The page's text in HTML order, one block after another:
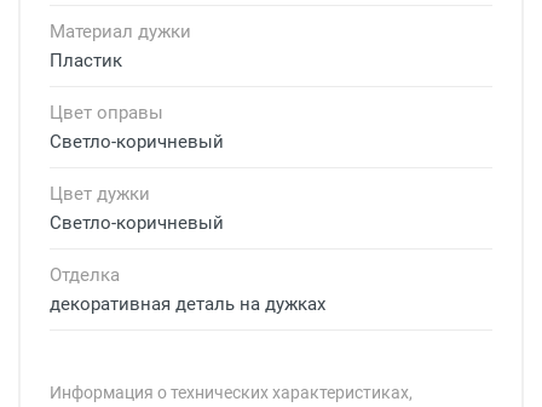
Материал дужки
Пластик
Цвет оправы
Светло-коричневый
Цвет дужки
Светло-коричневый
Отделка
декоративная деталь на дужках
Информация о технических характеристиках,